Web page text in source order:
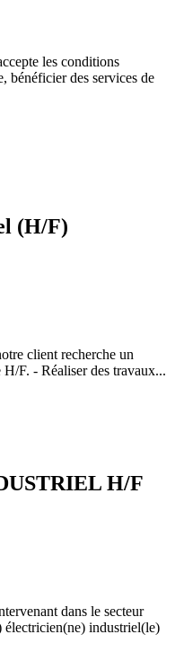
les conditions
bénéficier des services de
(H/F)
client recherche un
H/F. - Réaliser des travaux...
H/F
dans le secteur
électricien(ne) industriel(le)